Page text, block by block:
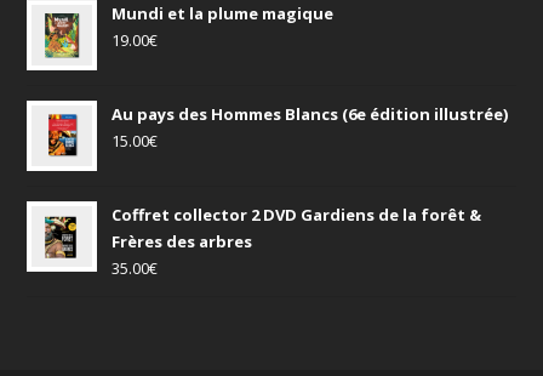
Mundi et la plume magique
19.00€
Au pays des Hommes Blancs (6e édition illustrée)
15.00€
Coffret collector 2 DVD Gardiens de la forêt &
Frères des arbres
35.00€